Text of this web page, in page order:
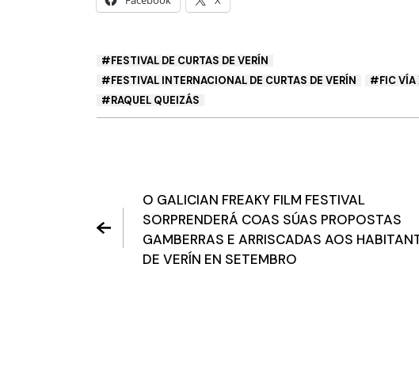
FESTIVAL DE CURTAS DE VERÍN
FESTIVAL INTERNACIONAL DE CURTAS DE VERÍN
FIC VÍA
RAQUEL QUEIZÁS
O GALICIAN FREAKY FILM FESTIVAL
SORPRENDERÁ COAS SÚAS PROPOSTAS
GAMBERRAS E ARRISCADAS AOS
DE VERÍN EN SETEMBRO